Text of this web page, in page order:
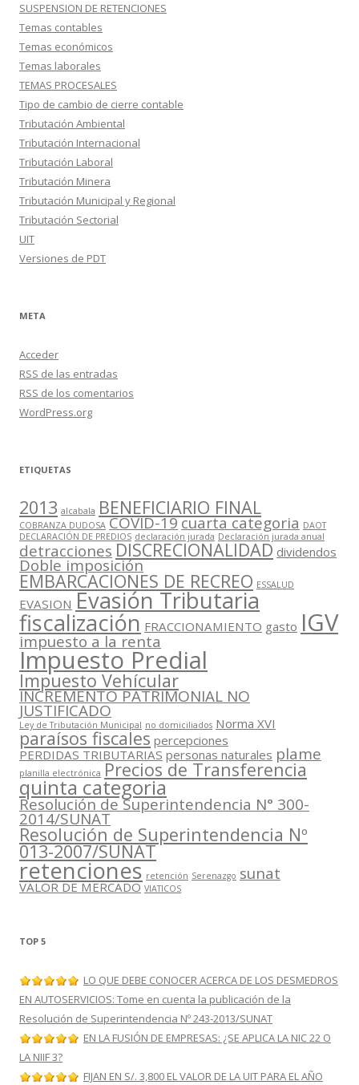
SUSPENSION DE RETENCIONES
Temas contables
Temas económicos
Temas laborales
TEMAS PROCESALES
Tipo de cambio de cierre contable
Tributación Ambiental
Tributación Internacional
Tributación Laboral
Tributación Minera
Tributación Municipal y Regional
Tributación Sectorial
UIT
Versiones de PDT
META
Acceder
RSS de las entradas
RSS de los comentarios
WordPress.org
ETIQUETAS
2013 alcabala BENEFICIARIO FINAL
COBRANZA DUDOSA COVID-19cuarta categoria DAOT
DECLARACIÓN DE PREDIOS declaración jurada Declaración jurada anual
detracciones DISCRECIONALIDAD dividendos
Doble imposición
EMBARCACIONES DE RECREO ESSALUD
EVASION Evasión Tributaria
fiscalización FRACCIONAMIENTO gasto IGV
impuesto a la renta
Impuesto Predial
Impuesto Vehícular
INCREMENTO PATRIMONIAL NO
JUSTIFICADO
Ley de Tributación Municipal no domiciliados Norma XVI
paraísos fiscales percepciones
PERDIDAS TRIBUTARIAS personas naturales plame
planilla electrónica Precios de Transferencia
quinta categoria
Resolución de Superintendencia N° 300-
2014/SUNAT
Resolución de Superintendencia Nº
013-2007/SUNAT
retenciones retención Serenazgo sunat
VALOR DE MERCADO VIATICOS
TOP 5
LO QUE DEBE CONOCER ACERCA DE LOS DESMEDROS
EN AUTOSERVICIOS: Tome en cuenta la publicación de la
Resolución de Superintendencia Nº 243-2013/SUNAT
EN LA FUSIÓN DE EMPRESAS: ¿SE APLICA LA NIC 22 O
LA NIIF 3?
FIJAN EN S/. 3,800 EL VALOR DE LA UIT PARA EL AÑO